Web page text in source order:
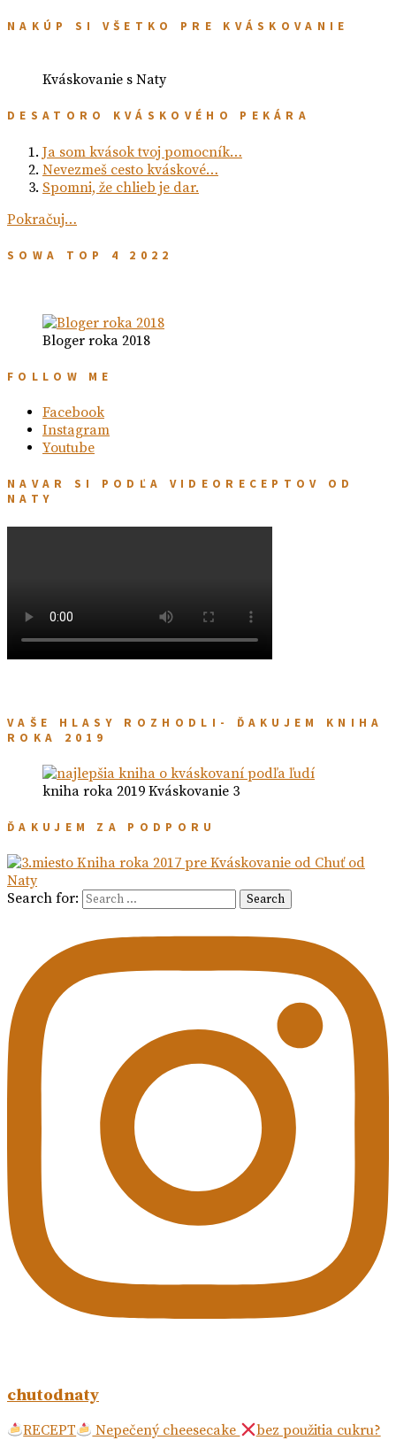
NAKÚP SI VŠETKO PRE KVÁSKOVANIE
Kváskovanie s Naty
DESATORO KVÁSKOVÉHO PEKÁRA
Ja som kvások tvoj pomocník…
Nevezmeš cesto kváskové…
Spomni, že chlieb je dar.
Pokračuj…
SOWA TOP 4 2022
Bloger roka 2018
FOLLOW ME
Facebook
Instagram
Youtube
NAVAR SI PODĽA VIDEORECEPTOV OD
NATY
VAŠE HLASY ROZHODLI- ĎAKUJEM KNIHA
ROKA 2019
kniha roka 2019 Kváskovanie 3
ĎAKUJEM ZA PODPORU
Search for: Search
chutodnaty
RECEPT Nepečený cheesecake bez použitia cukru?